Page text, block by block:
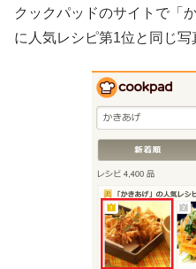
クックパッドのサイトで「
に人気レシピ第1位と同じ写